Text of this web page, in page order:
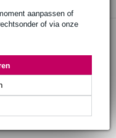
aanpassen of
of via onze
uit de EW-serie (bv. EK